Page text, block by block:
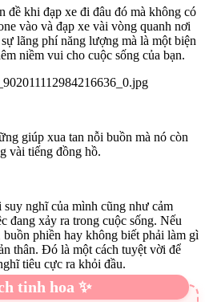
đề khi đạp xe đi đâu đó mà không có
vào và đạp xe vài vòng quanh nơi
lãng phí năng lượng mà là một biện
niềm vui cho cuộc sống của bạn.
giúp xua tan nỗi buồn mà nó còn
vài tiếng đồng hồ.
nghĩ của mình cũng như cảm
đang xảy ra trong cuộc sống. Nếu
buồn phiền hay không biết phải làm gì
thân. Đó là một cách tuyệt vời để
tiêu cực ra khỏi đầu.
tinh hoa ✨